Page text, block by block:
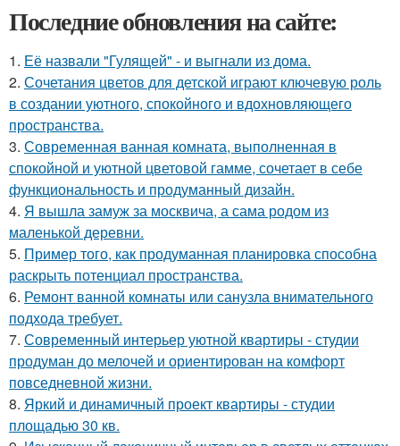
Последние обновления на сайте:
1. Её назвали "Гулящей" - и выгнали из дома.
2. Сочетания цветов для детской играют ключевую роль
в создании уютного, спокойного и вдохновляющего
пространства.
3. Современная ванная комната, выполненная в
спокойной и уютной цветовой гамме, сочетает в себе
функциональность и продуманный дизайн.
4. Я вышла замуж за москвича, а сама родом из
маленькой деревни.
5. Пример того, как продуманная планировка способна
раскрыть потенциал пространства.
6. Ремонт ванной комнаты или санузла внимательного
подхода требует.
7. Современный интерьер уютной квартиры - студии
продуман до мелочей и ориентирован на комфорт
повседневной жизни.
8. Яркий и динамичный проект квартиры - студии
площадью 30 кв.